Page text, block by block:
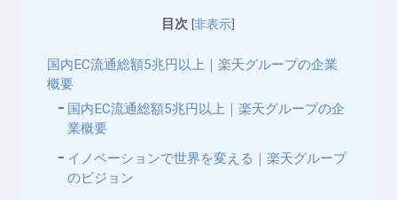
目次 [非表示]
国内EC流通総額5兆円以上｜楽天グループの企業
概要
国内EC流通総額5兆円以上｜楽天グループの企
業概要
イノベーションで世界を変える｜楽天グループ
のビジョン